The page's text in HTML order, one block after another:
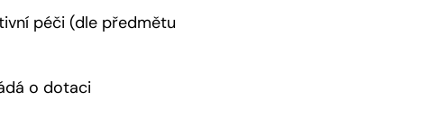
péči (dle předmětu
o dotaci